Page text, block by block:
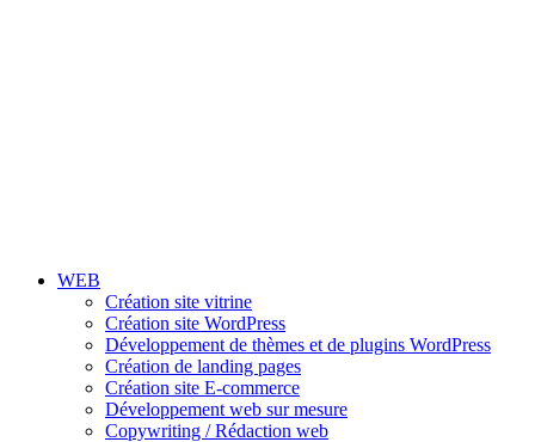
WEB
Création site vitrine
Création site WordPress
Développement de thèmes et de plugins WordPress
Création de landing pages
Création site E-commerce
Développement web sur mesure
Copywriting / Rédaction web